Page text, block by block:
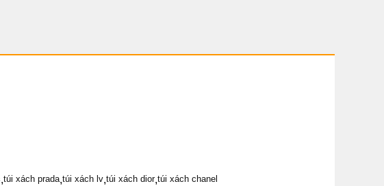
,túi xách prada,túi xách lv,túi xách dior,túi xách chanel